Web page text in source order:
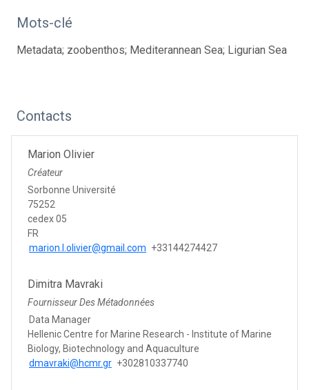
Mots-clé
Metadata; zoobenthos; Mediterannean Sea; Ligurian Sea
Contacts
Marion Olivier
Créateur
Sorbonne Université
75252
cedex 05
FR
marion.l.olivier@gmail.com +33144274427
Dimitra Mavraki
Fournisseur Des Métadonnées
Data Manager
Hellenic Centre for Marine Research - Institute of Marine
Biology, Biotechnology and Aquaculture
dmavraki@hcmr.gr +302810337740